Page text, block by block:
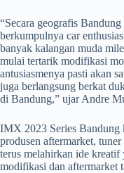
“Secara geografis
berkumpulnya car
banyak kalangan muda
mulai tertarik modifikasi
antusiasmenya pasti akan
juga berlangsung berkat
di Bandung,” ujar Andre
IMX 2023 Series Bandung
produsen aftermarket,
terus melahirkan ide kreatif
modifikasi dan aftermarket